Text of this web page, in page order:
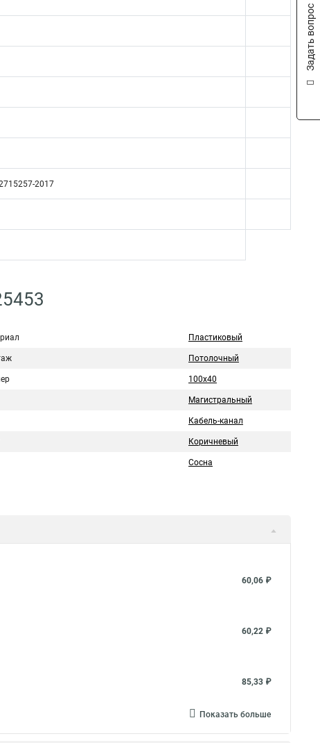
2017
Пластиковый
Потолочный
100х40
Магистральный
Кабель-канал
Коричневый
Сосна
60,06 ₽
60,22 ₽
85,33 ₽
Показать больше
Задать вопрос